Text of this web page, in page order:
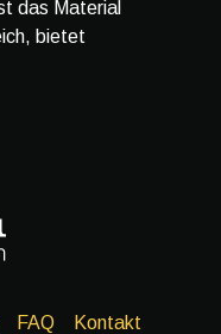
das Material
bietet
FAQ Kontakt